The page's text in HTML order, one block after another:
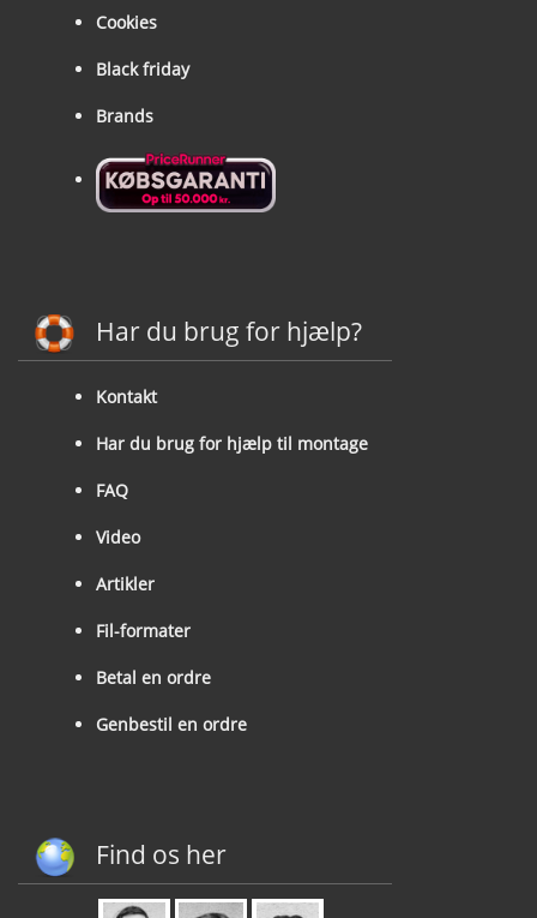
Cookies
Black friday
Brands
Har du brug for hjælp?
Kontakt
Har du brug for hjælp til montage
FAQ
Video
Artikler
Fil-formater
Betal en ordre
Genbestil en ordre
Find os her